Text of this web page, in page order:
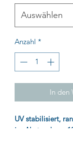
Anzahl *
In den
UV stabilisiert,
im Abstand von